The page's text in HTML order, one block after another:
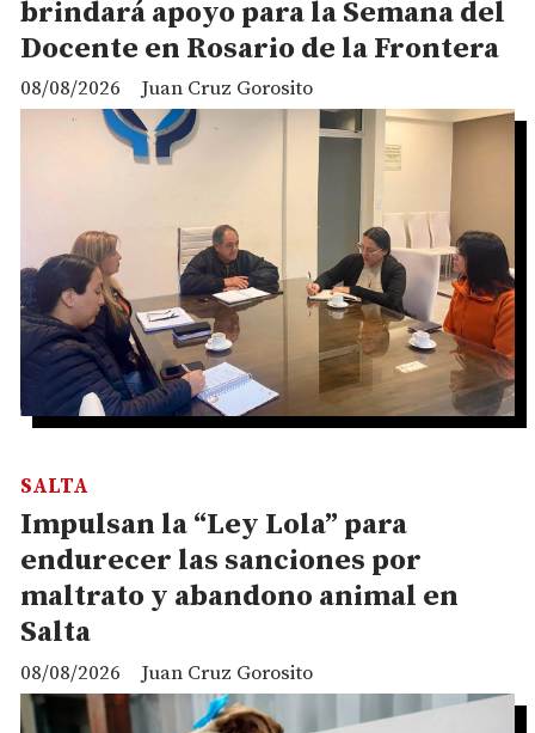
brindará apoyo para la Semana del
Docente en Rosario de la Frontera
Juan Cruz Gorosito
08/08/2026
Impulsan la “Ley Lola” para
endurecer las sanciones por
maltrato y abandono animal en
Salta
Juan Cruz Gorosito
SALTA
08/08/2026